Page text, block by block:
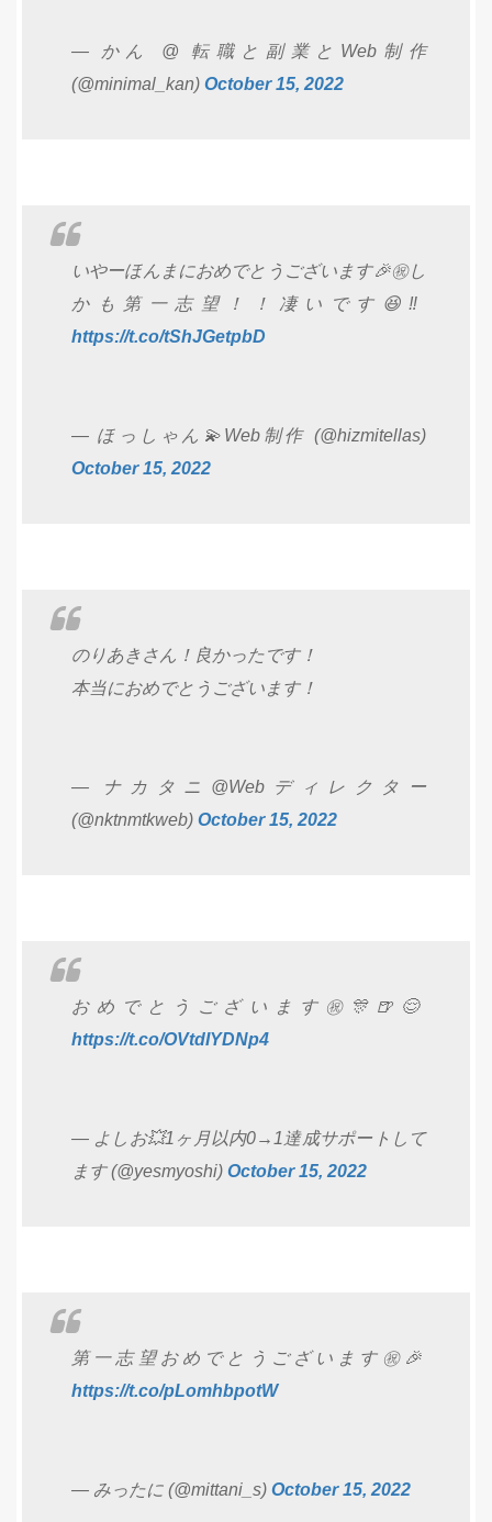
— かん @ 転職と副業とWeb制作
(@minimal_kan) October 15, 2022
いやーほんまにおめでとうございます🎉㊗️し
かも第一志望！！凄いです😆‼️
https://t.co/tShJGetpbD
— ほっしゃん💫Web制作 (@hizmitellas)
October 15, 2022
のりあきさん！良かったです！
本当におめでとうございます！
— ナカタニ@Webディレクター
(@nktnmtkweb) October 15, 2022
おめでとうございます㊗️🎊🍺😌
https://t.co/OVtdIYDNp4
— よしお💥1ヶ月以内0→1達成サポートして
ます (@yesmyoshi) October 15, 2022
第一志望おめでとうございます㊗️🎉
https://t.co/pLomhbpotW
— みったに (@mittani_s) October 15, 2022